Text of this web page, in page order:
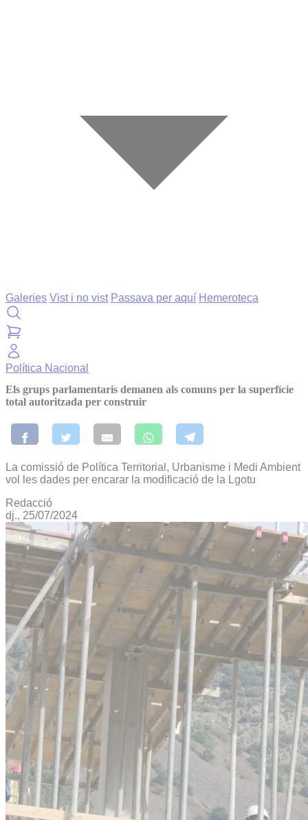
Galeries Vist i no vist Passava per aquí Hemeroteca
Política Nacional
Els grups parlamentaris demanen als comuns per la superfície
total autoritzada per construir
La comissió de Política Territorial, Urbanisme i Medi Ambient
vol les dades per encarar la modificació de la Lgotu
Redacció
dj., 25/07/2024